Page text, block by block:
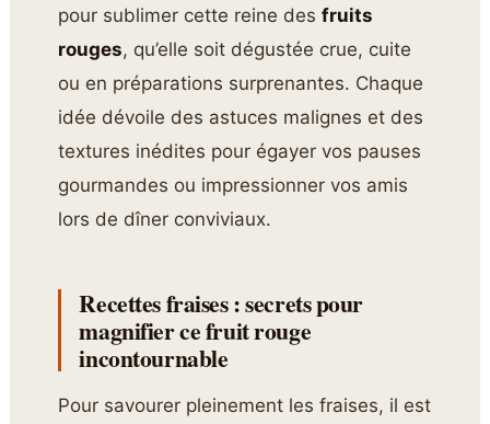
pour sublimer cette reine desfruits
rouges, qu’elle soit dégustée crue, cuite
ou en préparations surprenantes. Chaque
idée dévoile des astuces malignes et des
textures inédites pour égayer vos pauses
gourmandes ou impressionner vos amis
lors de dîner conviviaux.
Recettes fraises : secrets pour
magnifier ce fruit rouge
incontournable
Pour savourer pleinement les fraises, il est